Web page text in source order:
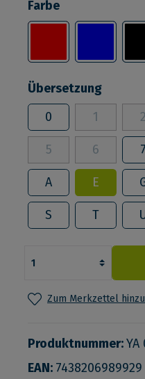
Farbe
Übersetzung
0
1 2
5 6 7
A E
S T
Zum Merkzettel
Produktnummer:YA
EAN: 7438206989929